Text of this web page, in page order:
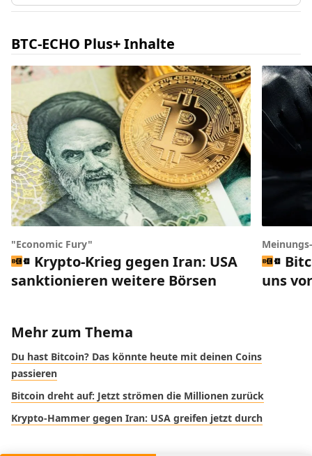
BTC-ECHO Plus+ Inhalte
"Economic Fury"
Krypto-Krieg gegen Iran: USA
sanktionieren weitere Börsen
uns
Mehr zum Thema
Du hast Bitcoin? Das könnte heute mit deinen Coins
passieren
Bitcoin dreht auf: Jetzt strömen die Millionen zurück
Krypto-Hammer gegen Iran: USA greifen jetzt durch